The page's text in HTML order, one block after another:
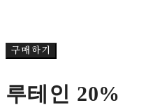
구매하기
루테인 20%